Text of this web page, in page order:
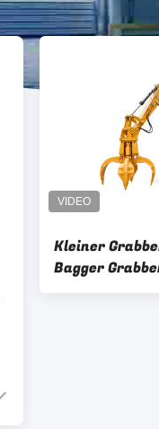
Kleiner
Bagger
Hybrid Digger